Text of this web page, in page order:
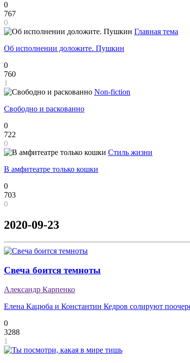
0
767
0
Главная тема
Об исполнении доложите. Пушкин
0
760
1
Non-fiction
Свободно и раскованно
0
722
0
Стиль жизни
В амфитеатре только кошки
0
703
0
2020-09-23
Свеча боится темноты
Александр Карпенко
Елена Кацюба и Константин Кедров солируют
0
3288
1